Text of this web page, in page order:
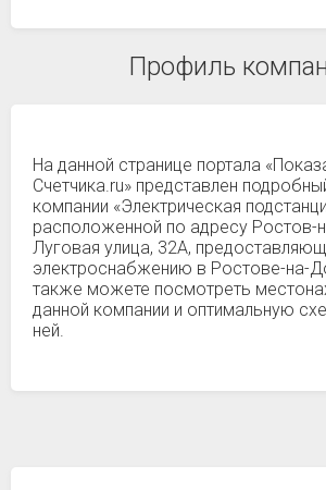
Профиль
На данной странице портала
Счетчика.ru» представлен
компании «Электрическая
расположенной по адресу Ростов-
Луговая улица, 32А,
электроснабжению в Ростове-на-
также можете посмотреть
данной компании и оптимальную
ней.